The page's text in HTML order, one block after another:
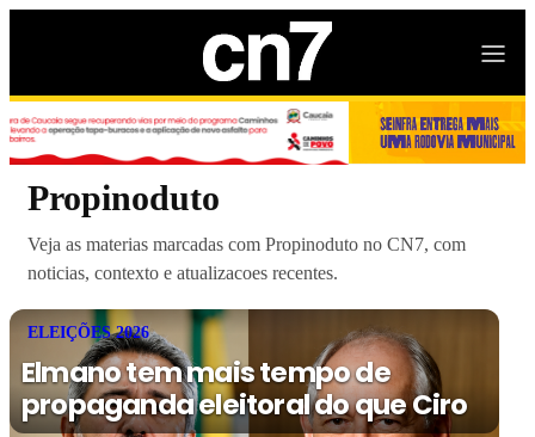
Propinoduto
Veja as materias marcadas com Propinoduto no CN7, com
noticias, contexto e atualizacoes recentes.
ELEIÇÕES 2026
Elmano tem mais tempo de
propaganda eleitoral do que Ciro